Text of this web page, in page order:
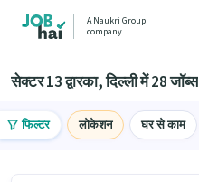
A Naukri Group
company
सेक्टर 13 द्वारका, दिल्ली में 28 जॉब्स
फिल्टर लोकेशन घर से काम